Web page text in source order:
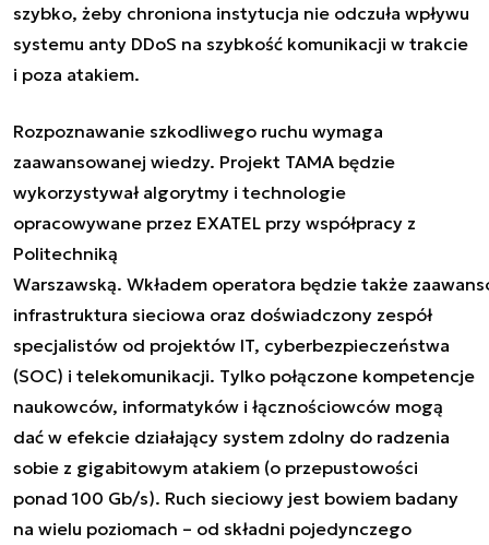
szybko, żeby chroniona instytucja nie odczuła wpływu
systemu anty DDoS na szybkość komunikacji w trakcie
i poza atakiem.
Rozpoznawanie szkodliwego ruchu wymaga
zaawansowanej wiedzy. Projekt TAMA będzie
wykorzystywał algorytmy i technologie
opracowywane przez EXATEL przy współpracy z
Politechniką
Warszawską. Wkładem operatora będzie także
infrastruktura sieciowa oraz doświadczony zespół
specjalistów od projektów IT, cyberbezpieczeństwa
(SOC) i telekomunikacji. Tylko połączone kompetencje
naukowców, informatyków i łącznościowców mogą
dać w efekcie działający system zdolny do radzenia
sobie z gigabitowym atakiem (o przepustowości
ponad 100 Gb/s). Ruch sieciowy jest bowiem badany
na wielu poziomach – od składni pojedynczego